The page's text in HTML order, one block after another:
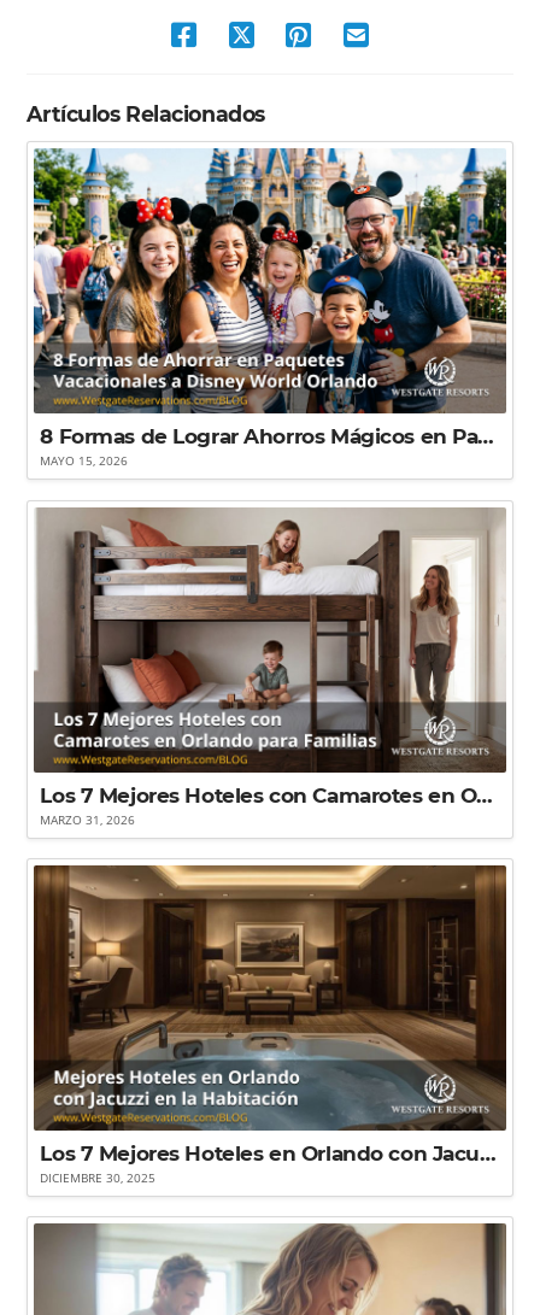
Artículos Relacionados
8 Formas de Lograr Ahorros Mágicos en Paquetes Vacacionales a Disney World Orlando
MAYO 15, 2026
Los 7 Mejores Hoteles con Camarotes en Orlando para Familias
MARZO 31, 2026
Los 7 Mejores Hoteles en Orlando con Jacuzzi en la Habitación
DICIEMBRE 30, 2025